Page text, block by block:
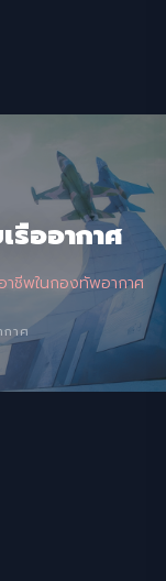
รืออากาศ
าชีพในกองทัพอากาศ
าศ